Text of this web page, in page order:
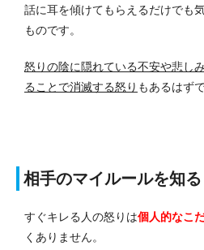
話に耳を傾けてもらえるだけでも
ものです。
怒りの陰に隠れている不安や悲し
ることで消滅する怒り もあるはず
相手のマイルールを知る
すぐキレる人の怒りは個人的なこ
くありません。